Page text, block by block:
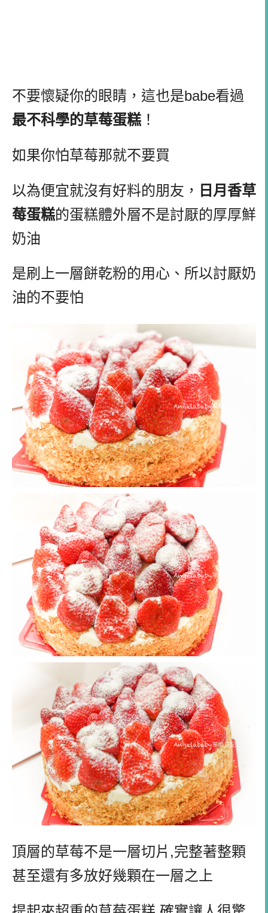
不要懷疑你的眼睛，這也是babe看過
最不科學的草莓蛋糕 ！
如果你怕草莓那就不要買
以為便宜就沒有好料的朋友， 日月香草
莓蛋糕的蛋糕體外層不是討厭的厚厚鮮
奶油
是刷上一層餅乾粉的用心、所以討厭奶
油的不要怕
頂層的草莓不是一層切片,完整著整顆
甚至還有多放好幾顆在一層之上